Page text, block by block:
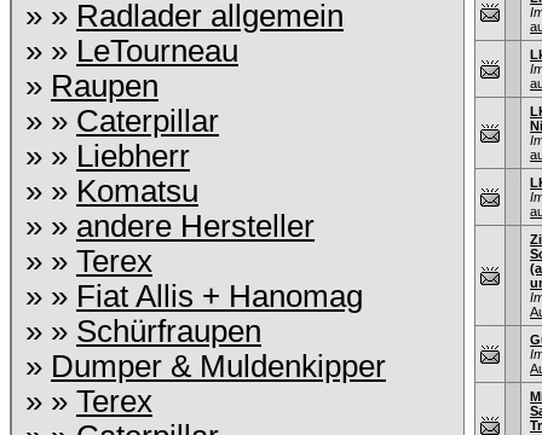
» » Radlader allgemein
» » LeTourneau
» Raupen
» » Caterpillar
» » Liebherr
» » Komatsu
» » andere Hersteller
» » Terex
» » Fiat Allis + Hanomag
» » Schürfraupen
» Dumper & Muldenkipper
» » Terex